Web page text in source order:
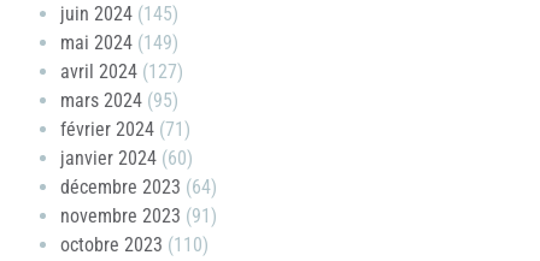
juin 2024 (145)
mai 2024 (149)
avril 2024 (127)
mars 2024 (95)
février 2024 (71)
janvier 2024 (60)
décembre 2023 (64)
novembre 2023 (91)
octobre 2023 (110)